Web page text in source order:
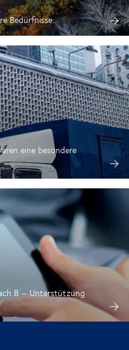
Bedürfnisse.
eine besondere
B – Unterstützung